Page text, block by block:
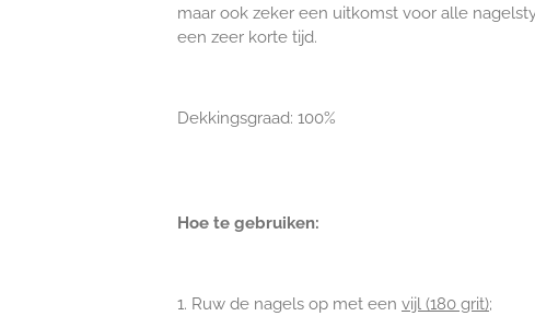
maar ook zeker een uitkomst voor alle
een zeer korte tijd.
Dekkingsgraad: 100%
Hoe te gebruiken:
1. Ruw de nagels op met een vijl (180 grit);